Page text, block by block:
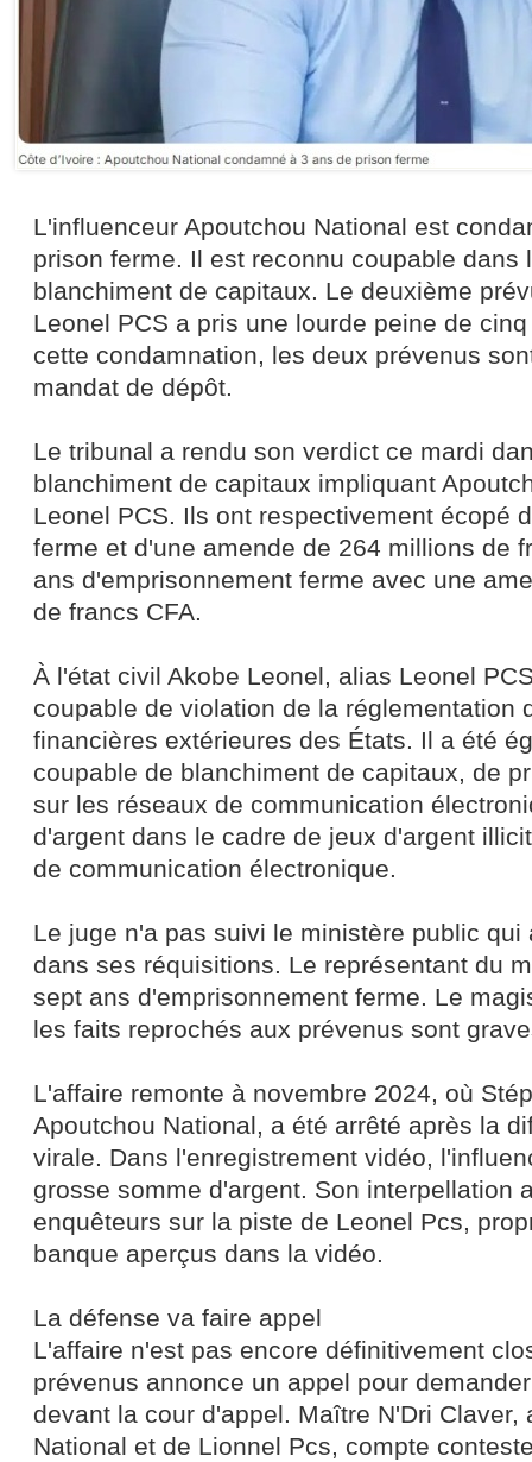
L'influenceur Apoutchou National est
prison ferme. Il est reconnu coupable dans
blanchiment de capitaux. Le deuxième
Leonel PCS a pris une lourde peine de
cette condamnation, les deux prévenus
mandat de dépôt.
Le tribunal a rendu son verdict ce mardi
blanchiment de capitaux impliquant
Leonel PCS. Ils ont respectivement écopé
ferme et d'une amende de 264 millions de
ans d'emprisonnement ferme avec une
de francs CFA.
À l'état civil Akobe Leonel, alias Leonel
coupable de violation de la réglementation
financières extérieures des États. Il a été
coupable de blanchiment de capitaux, de
sur les réseaux de communication
d'argent dans le cadre de jeux d'argent
de communication électronique.
Le juge n'a pas suivi le ministère public
dans ses réquisitions. Le représentant du
sept ans d'emprisonnement ferme. Le
les faits reprochés aux prévenus sont
L'affaire remonte à novembre 2024, où
Apoutchou National, a été arrêté après la
virale. Dans l'enregistrement vidéo,
grosse somme d'argent. Son interpellation
enquêteurs sur la piste de Leonel Pcs,
banque aperçus dans la vidéo.
La défense va faire appel
L'affaire n'est pas encore définitivement
prévenus annonce un appel pour
devant la cour d'appel. Maître N'Dri Claver,
National et de Lionnel Pcs, compte